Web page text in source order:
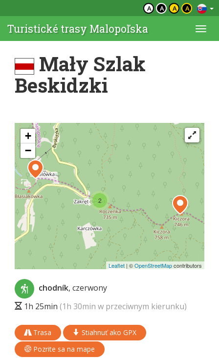
A A A A
Turistické trasy Malopoľska
Mały Szlak
Beskidzki
2
+
−
Leaflet | ©OpenStreetMapcontributors
chodník, czerwony
1h 25min (1h 30min w przeciwnym kierunku)
Trasa
Stiahnuť ako GPX
Pozrite sa na mape